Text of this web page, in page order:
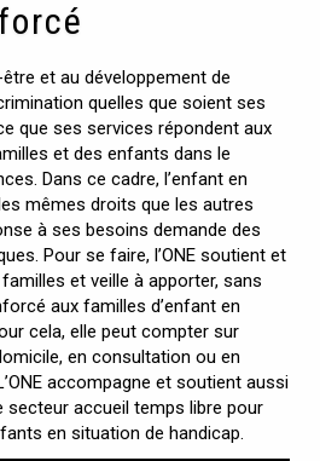
être et au développement de
quelles que soient ses
que ses services répondent aux
et des enfants dans le
Dans ce cadre, l’enfant en
mêmes droits que les autres
à ses besoins demande des
Pour se faire, l’ONE soutient et
et veille à apporter, sans
aux familles d’enfant en
cela, elle peut compter sur
en consultation ou en
accompagne et soutient aussi
secteur accueil temps libre pour
en situation de handicap.